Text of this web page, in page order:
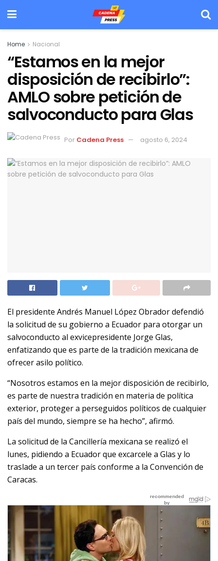
Home Nacional
“Estamos en la mejor
disposición de recibirlo”:
AMLO sobre petición de
salvoconducto para Glas
Por Cadena Press agosto 6, 2024
El presidente Andrés Manuel López Obrador defendió
la solicitud de su gobierno a Ecuador para otorgar un
salvoconducto al exvicepresidente Jorge Glas,
enfatizando que es parte de la tradición mexicana de
ofrecer asilo político.
“Nosotros estamos en la mejor disposición de recibirlo,
es parte de nuestra tradición en materia de política
exterior, proteger a perseguidos políticos de cualquier
país del mundo, siempre se ha hecho”, afirmó.
La solicitud de la Cancillería mexicana se realizó el
lunes, pidiendo a Ecuador que excarcele a Glas y lo
traslade a un tercer país conforme a la Convención de
Caracas.